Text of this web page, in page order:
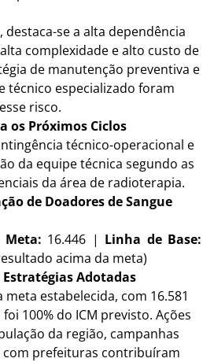
se a alta dependência
complexidade e alto custo de
de manutenção preventiva e
técnico especializado foram
risco.
os Próximos Ciclos
técnico-operacional e
da equipe técnica segundo as
da área de radioterapia.
de Doadores de Sangue
Meta: 16.446 | Linha de Base:
acima da meta)
Adotadas
estabelecida, com 16.581
100% do ICM previsto. Ações
da região, campanhas
com prefeituras contribuíram